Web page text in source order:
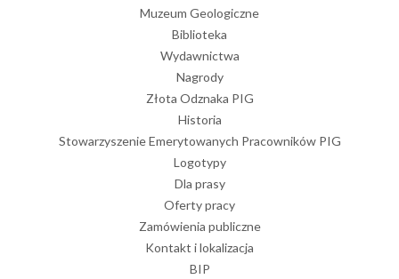
Muzeum Geologiczne
Biblioteka
Wydawnictwa
Nagrody
Złota Odznaka PIG
Historia
Stowarzyszenie Emerytowanych Pracowników PIG
Logotypy
Dla prasy
Oferty pracy
Zamówienia publiczne
Kontakt i lokalizacja
BIP